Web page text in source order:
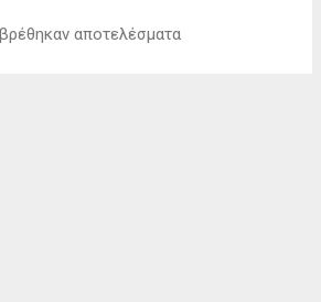
αποτελέσματα